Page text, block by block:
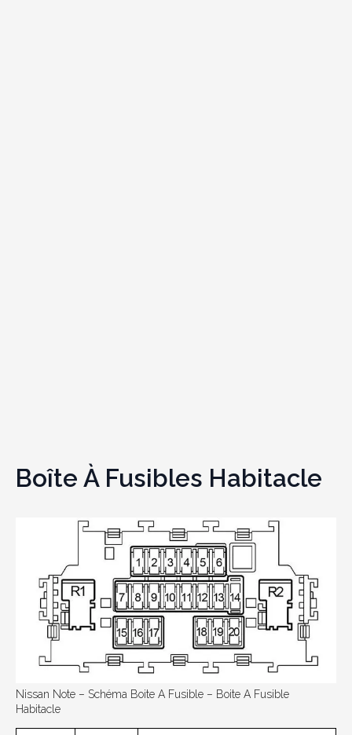
Boîte À Fusibles Habitacle
Nissan Note – Schéma Boite A Fusible – Boite A Fusible
Habitacle